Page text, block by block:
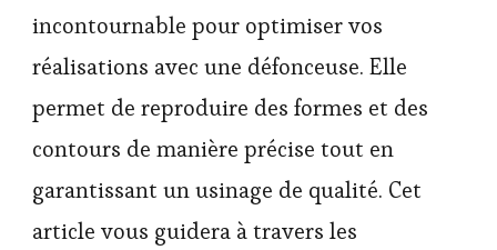
incontournable pour optimiser vos
réalisations avec une défonceuse. Elle
permet de reproduire des formes et des
contours de manière précise tout en
garantissant un usinage de qualité. Cet
article vous guidera à travers les